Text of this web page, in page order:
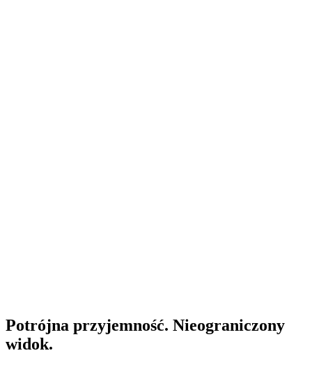
Potrójna przyjemność. Nieograniczony
widok.